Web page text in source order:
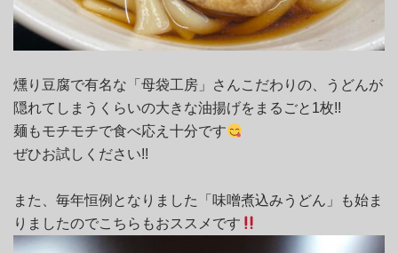
燻り豆腐で有名な「母袋工房」さんこだわりの、うどんが
隠れてしまうくらいの大きな油揚げをまるごと1枚!!
麺もモチモチで食べ応え十分です
ぜひお試しください!!
また、毎年恒例となりました「味噌煮込みうどん」も始ま
りましたのでこちらもおススメです